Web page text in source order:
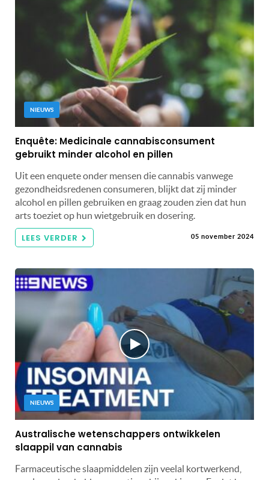
NIEUWS
Enquête: Medicinale cannabisconsument
gebruikt minder alcohol en pillen
Uit een enquete onder mensen die cannabis vanwege
gezondheidsredenen consumeren, blijkt dat zij minder
alcohol en pillen gebruiken en graag zouden zien dat hun
arts toeziet op hun wietgebruik en dosering.
LEES VERDER 05 november 2024
NIEUWS
Australische wetenschappers ontwikkelen
slaappil van cannabis
Farmaceutische slaapmiddelen zijn veelal kortwerkend,